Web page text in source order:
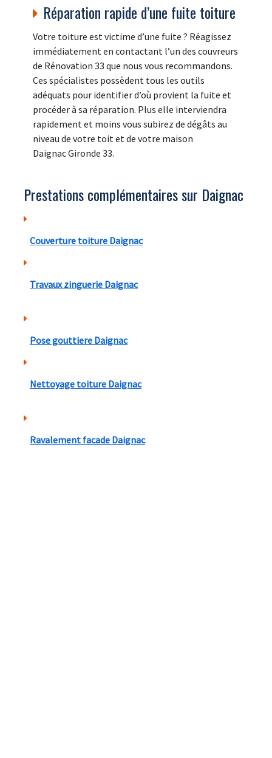
Réparation rapide d’une fuite toiture
Votre toiture est victime d’une fuite ? Réagissez
immédiatement en contactant l’un des couvreurs
de Rénovation 33 que nous vous recommandons.
Ces spécialistes possèdent tous les outils
adéquats pour identifier d’où provient la fuite et
procéder à sa réparation. Plus elle interviendra
rapidement et moins vous subirez de dégâts au
niveau de votre toit et de votre maison
Daignac Gironde 33.
Prestations complémentaires sur Daignac
Couverture toiture Daignac
Travaux zinguerie Daignac
Pose gouttiere Daignac
Nettoyage toiture Daignac
Ravalement facade Daignac